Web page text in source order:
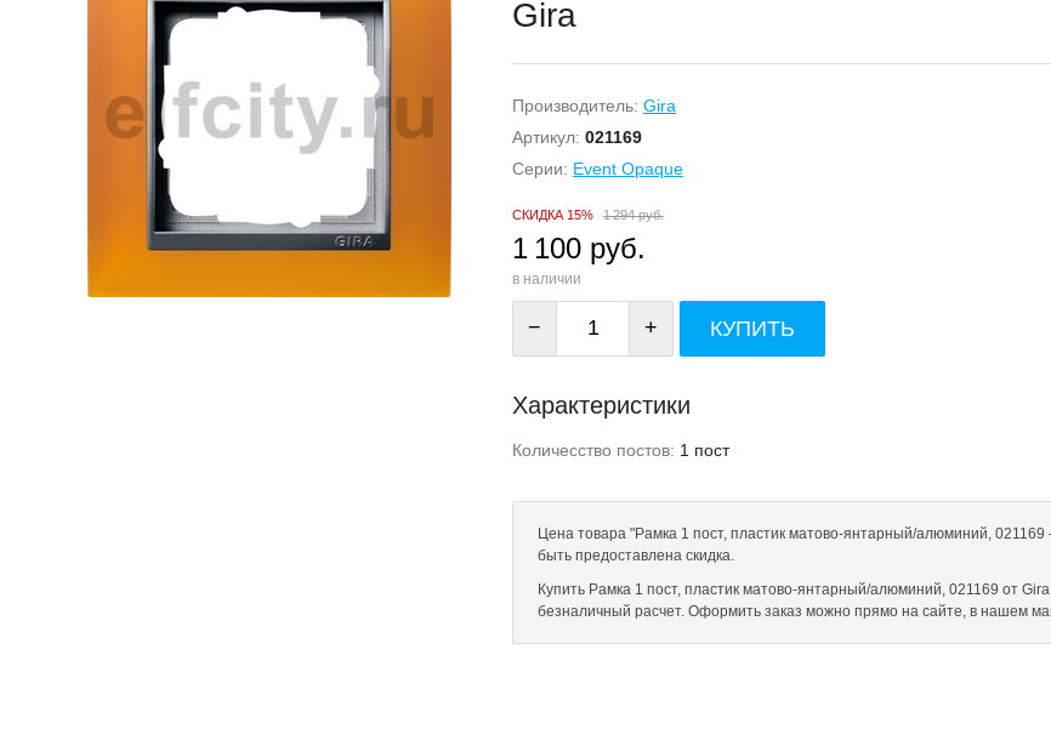
Gira
Производитель: Gira
Артикул: 021169
Серии: Event Opaque
СКИДКА 15% 1 294 руб.
1 100 руб.
в наличии
− + КУПИТЬ
Характеристики
Количесство постов: 1 пост
Цена товара "Рамка 1 пост, пластик матово-янтарный/алюминий,
быть предоставлена скидка.
Купить Рамка 1 пост, пластик матово-янтарный/алюминий, 021169 от
безналичный расчет. Оформить заказ можно прямо на сайте, в нашем